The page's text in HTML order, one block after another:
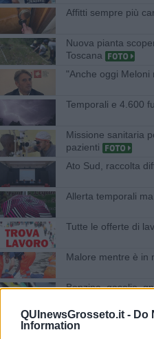
QUInewsGrosseto.it - Do
Information
Affitti sempre più
Nuova pianta
Toscana
"​Anche oggi Meloni
Temporali e 4.600
Missione sanitaria
pazienti
Ato Sud, raccolta
Allerta temporali
​Tutte le offerte di
Malore mentre è in
​Benzina, gasolio,
Buona ruralità, alla